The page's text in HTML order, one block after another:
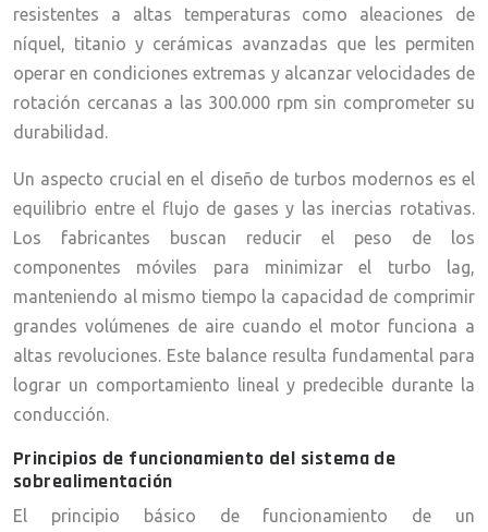
resistentes a altas temperaturas como aleaciones de
níquel, titanio y cerámicas avanzadas que les permiten
operar en condiciones extremas y alcanzar velocidades de
rotación cercanas a las 300.000 rpm sin comprometer su
durabilidad.
Un aspecto crucial en el diseño de turbos modernos es el
equilibrio entre el flujo de gases y las inercias rotativas.
Los fabricantes buscan reducir el peso de los
componentes móviles para minimizar el turbo lag,
manteniendo al mismo tiempo la capacidad de comprimir
grandes volúmenes de aire cuando el motor funciona a
altas revoluciones. Este balance resulta fundamental para
lograr un comportamiento lineal y predecible durante la
conducción.
Principios de funcionamiento del sistema de
sobrealimentación
El principio básico de funcionamiento de un